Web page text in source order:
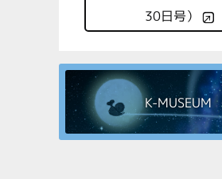
30日号）
K-MUSEUM